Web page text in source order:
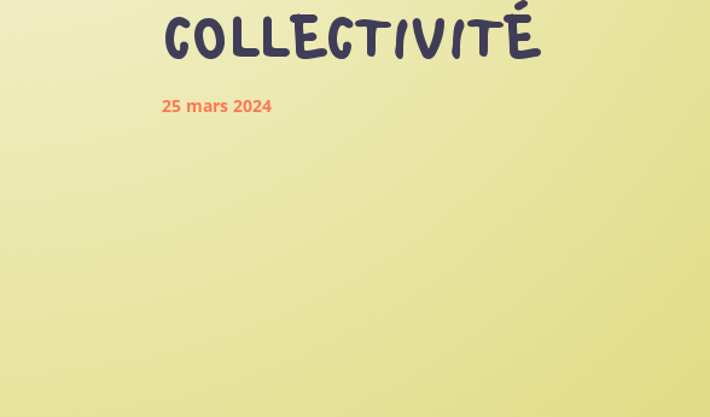
COLLECTIVITÉ
25 mars 2024